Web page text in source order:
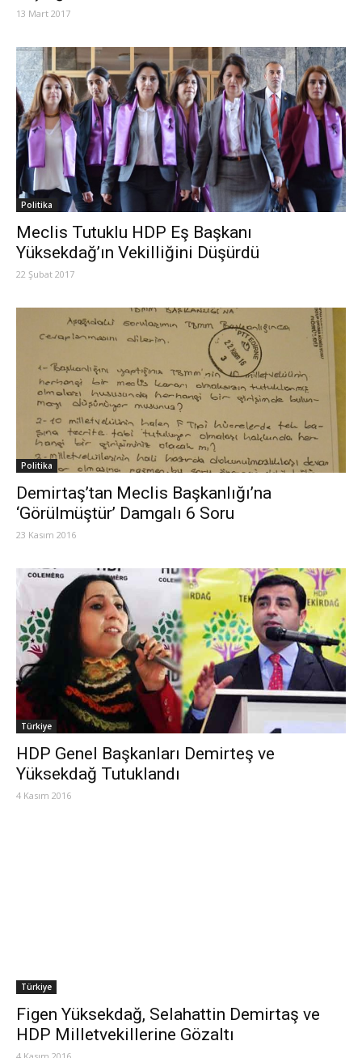
13 Mart 2017
Politika
Meclis Tutuklu HDP Eş Başkanı
Yüksekdağ’ın Vekilliğini Düşürdü
22 Şubat 2017
Politika
Demirtaş’tan Meclis Başkanlığı’na
‘Görülmüştür’ Damgalı 6 Soru
23 Kasım 2016
Türkiye
HDP Genel Başkanları Demirteş ve
Yüksekdağ Tutuklandı
4 Kasım 2016
Türkiye
Figen Yüksekdağ, Selahattin Demirtaş ve
HDP Milletvekillerine Gözaltı